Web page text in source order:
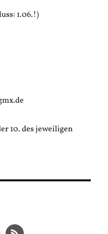
1.06.!)
10. des jeweiligen